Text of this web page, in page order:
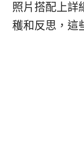
照片搭配上詳
穫和反思，這